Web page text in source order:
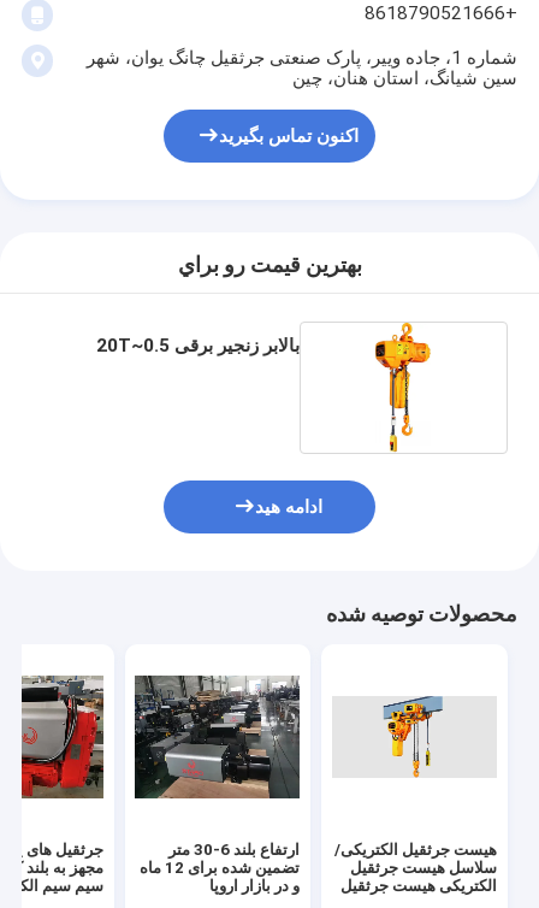
+8618790521666
شماره 1، جاده وییر، پارک صنعتی جرثقیل چانگ یوان، شهر
سین شیانگ، استان هنان، چین
اکنون تماس بگیرید
بهترين قيمت رو براي
بالابر زنجیر برقی 0.5~20T
ادامه هید
محصولات توصیه شده
هیست جرثقیل الکتریکی/
سلاسل هیست جرثقیل
الکتریکی هیست جرثقیل
ارتفاع بلند 6-30 متر
تضمین شده برای 12 ماه
و در بازار اروپا
جرثقیل های پل
مجهز به بلند
سیم سیم